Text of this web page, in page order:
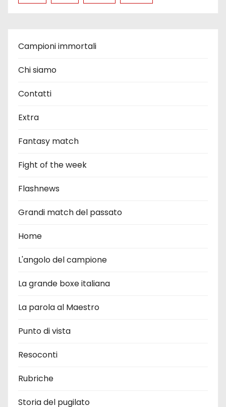
Campioni immortali
Chi siamo
Contatti
Extra
Fantasy match
Fight of the week
Flashnews
Grandi match del passato
Home
L'angolo del campione
La grande boxe italiana
La parola al Maestro
Punto di vista
Resoconti
Rubriche
Storia del pugilato